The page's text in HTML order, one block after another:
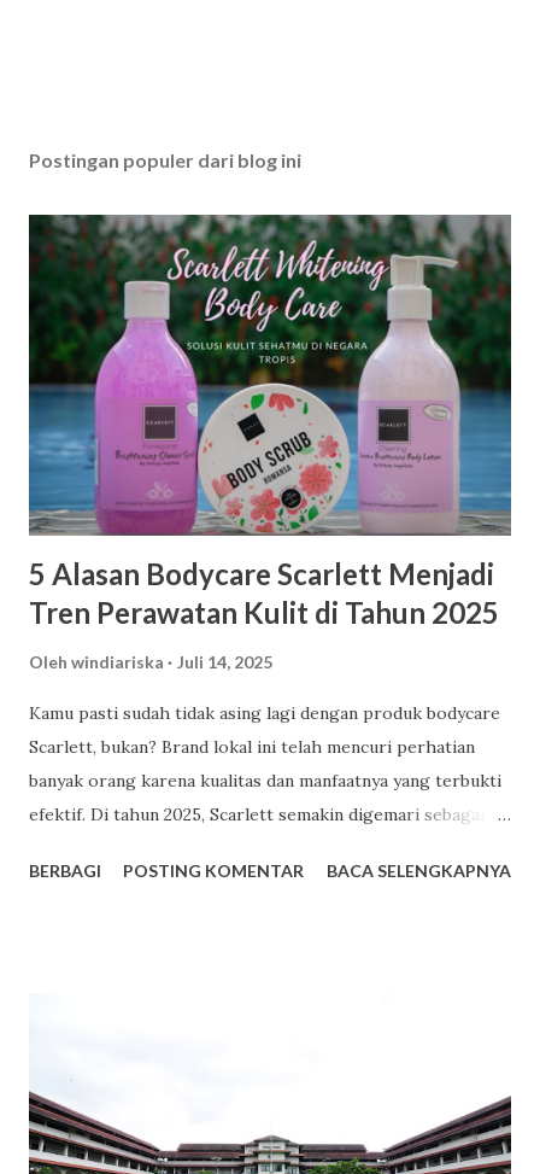
Postingan populer dari blog ini
5 Alasan Bodycare Scarlett Menjadi
Tren Perawatan Kulit di Tahun 2025
Oleh windiariska Juli 14, 2025
Kamu pasti sudah tidak asing lagi dengan produk bodycare
Scarlett, bukan? Brand lokal ini telah mencuri perhatian
banyak orang karena kualitas dan manfaatnya yang terbukti
efektif. Di tahun 2025, Scarlett semakin digemari sebagai
alasan mengapa Scarlett menjadi tren bodycare yang patut
harga tersebut, kamu sudah mendapatkan produk
berkualitas dengan manfaat maksimal. 2. Varian Aroma yang
Memikat dan Tahan Lama Scarlett menawarkan berbagai
BERBAGI POSTING KOMENTAR BACA SELENGKAPNYA